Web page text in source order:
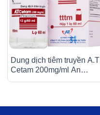
Dung dịch tiêm truyền A.T
Cetam 200mg/ml An